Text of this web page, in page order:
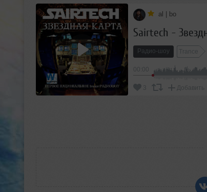
al | bo
Радио-шоу Trance
3 Добавить